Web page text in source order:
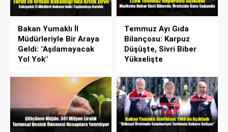
Bakan Yumaklı İl
Müdürleriyle Bir Araya
Geldi: "Aşılamayacak
Yol Yok"
Temmuz Ayı Gıda
Bilançosu: Karpuz
Düşüşte, Sivri Biber
Yükselişte